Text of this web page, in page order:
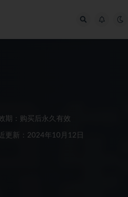
期：购买后永久有效
更新：2024年10月12日